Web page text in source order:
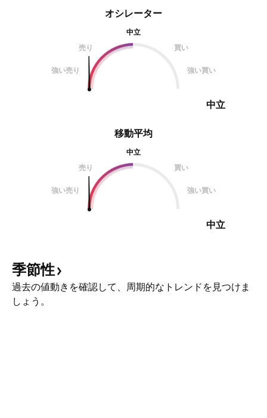
オシレーター
中立
売り
買い
強い売り 強い買い
中立
移動平均
中立
売り
買い
強い売り 強い買い
中立
季節性
過去の値動きを確認して、周期的なトレンドを見つけま
しょう。